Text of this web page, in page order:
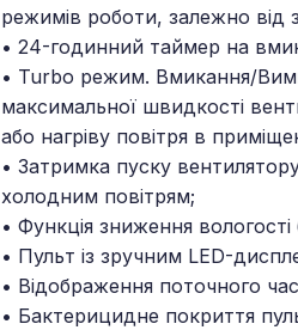
режимів роботи, залежно від
• 24-годинний таймер на
• Turbo режим. Вмикання/
максимальної швидкості
або нагріву повітря в
• Затримка пуску
холодним повітрям;
• Функція зниження
• Пульт із зручним LED-
• Відображення поточного
• Бактерицидне покриття